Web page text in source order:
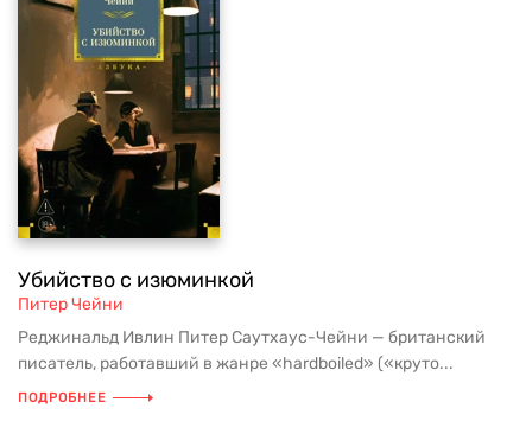
Убийство с изюминкой
Питер Чейни
Реджинальд Ивлин Питер Саутхаус-Чейни — британский
писатель, работавший в жанре «hardboiled» («круто...
ПОДРОБНЕЕ